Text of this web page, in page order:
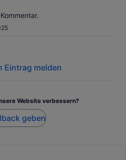
Eintrag melden
Website verbessern?
geben